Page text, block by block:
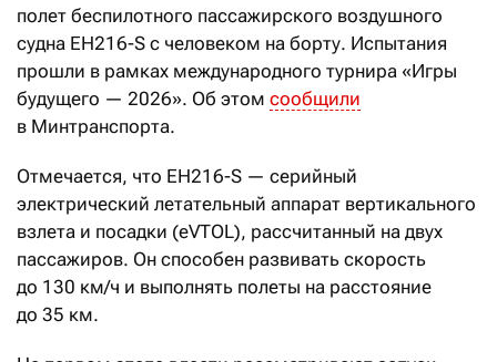
полет беспилотного пассажирского воздушного
судна EH216-S с человеком на борту. Испытания
прошли в рамках международного турнира «Игры
будущего — 2026». Об этом сообщили
в Минтранспорта.
Отмечается, что EH216-S — серийный
электрический летательный аппарат вертикального
взлета и посадки (eVTOL), рассчитанный на двух
пассажиров. Он способен развивать скорость
до 130 км/ч и выполнять полеты на расстояние
до 35 км.